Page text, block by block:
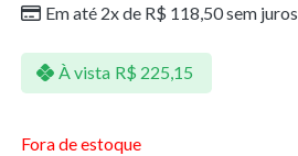
Em até 2x de R$ 118,50sem juros
À vista R$ 225,15
Fora de estoque